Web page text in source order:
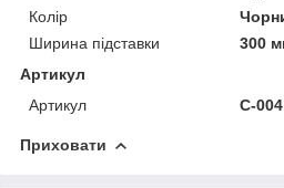
Колір
Ширина підставки
300
Артикул
Артикул
С-004
Приховати